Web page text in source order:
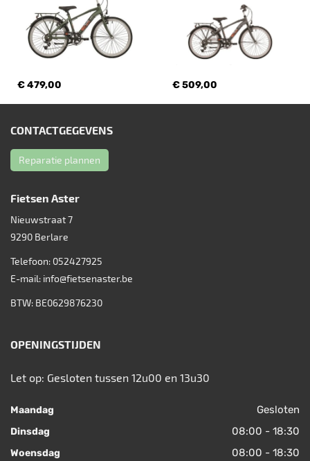
€ 479,00 € 509,00
CONTACTGEGEVENS
Reparatie plannen
Fietsen Aster
Nieuwstraat 7
9290 Berlare
Telefoon: 052427925
E-mail: info@fietsenaster.be
BTW: BE0629876230
OPENINGSTIJDEN
Let op: Gesloten tussen 12u00 en 13u30
Maandag Gesloten
Dinsdag 08:00 - 18:30
Woensdag 08:00 - 18:30